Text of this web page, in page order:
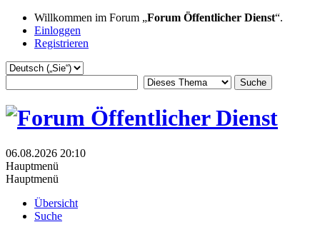
Willkommen im Forum „Forum Öffentlicher Dienst“.
Einloggen
Registrieren
06.08.2026 20:10
Hauptmenü
Hauptmenü
Übersicht
Suche